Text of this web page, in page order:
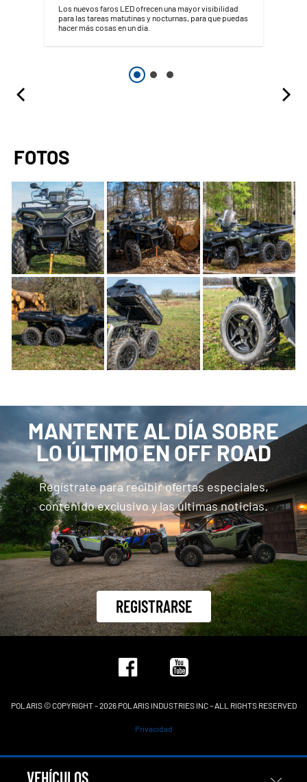
Los nuevos faros LED ofrecen una mayor visibilidad
para las tareas matutinas y nocturnas, para que puedas
hacer más cosas en un día.
FOTOS
MANTENTE AL DÍA SOBRE
LO ÚLTIMO EN OFF ROAD
Regístrate para recibir ofertas especiales,
contenido exclusivo y las últimas noticias.
REGISTRARSE
POLARIS © COPYRIGHT – 2026 POLARIS INDUSTRIES INC – ALL RIGHTS RESERVED
Privacidad
VEHÍCULOS